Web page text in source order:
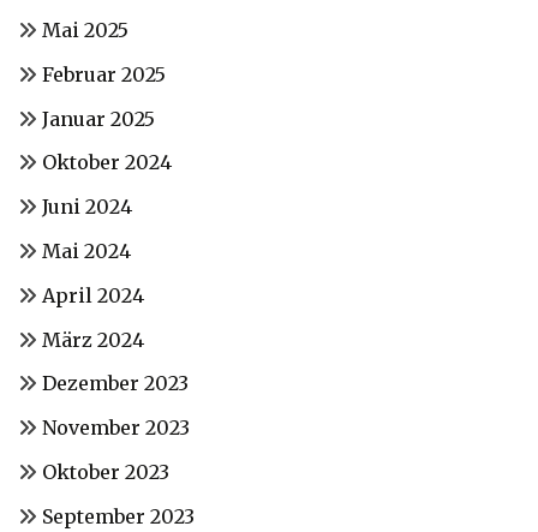
Mai 2025
Februar 2025
Januar 2025
Oktober 2024
Juni 2024
Mai 2024
April 2024
März 2024
Dezember 2023
November 2023
Oktober 2023
September 2023